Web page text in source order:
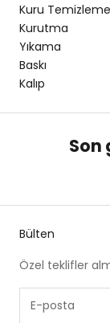
Kuru Temizleme
Kurutma
Yıkama
Baskı
Kalıp
Son
Bülten
Özel teklifler